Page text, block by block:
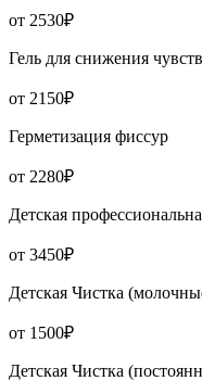
от 2530₽
Гель для снижения
от 2150₽
Герметизация фиссур
от 2280₽
Детская
от 3450₽
Детская Чистка
от 1500₽
Детская Чистка